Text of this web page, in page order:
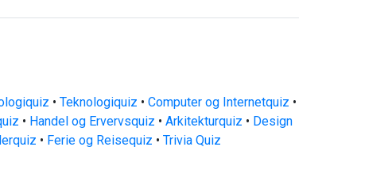
• Teknologiquiz • Computer og Internetquiz •
• Handel og Ervervsquiz • Arkitekturquiz • Design
• Ferie og Reisequiz • Trivia Quiz